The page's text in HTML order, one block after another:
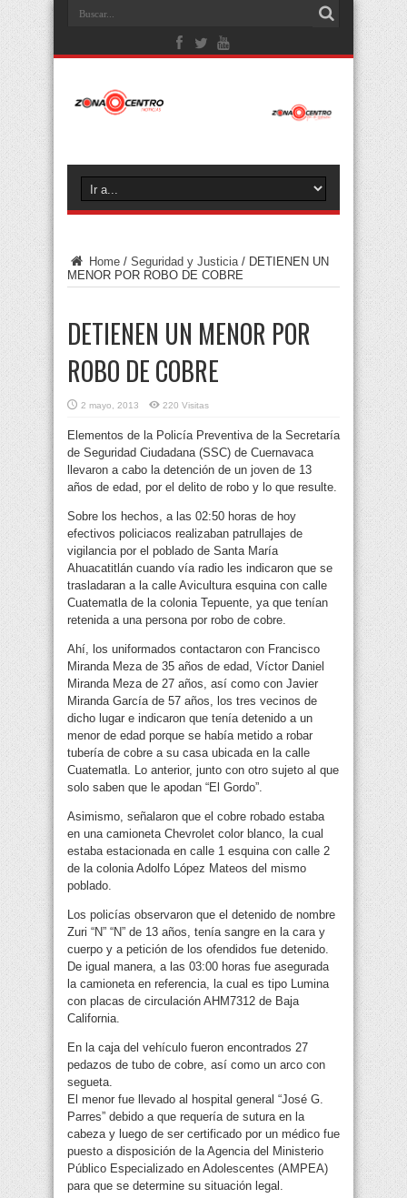
Home / Seguridad y Justicia / DETIENEN UN
MENOR POR ROBO DE COBRE
DETIENEN UN MENOR POR
ROBO DE COBRE
2 mayo, 2013 220 Visitas
Elementos de la Policía Preventiva de la Secretaría
de Seguridad Ciudadana (SSC) de Cuernavaca
llevaron a cabo la detención de un joven de 13
años de edad, por el delito de robo y lo que resulte.
Sobre los hechos, a las 02:50 horas de hoy
efectivos policiacos realizaban patrullajes de
vigilancia por el poblado de Santa María
Ahuacatitlán cuando vía radio les indicaron que se
trasladaran a la calle Avicultura esquina con calle
Cuatematla de la colonia Tepuente, ya que tenían
retenida a una persona por robo de cobre.
Ahí, los uniformados contactaron con Francisco
Miranda Meza de 35 años de edad, Víctor Daniel
Miranda Meza de 27 años, así como con Javier
Miranda García de 57 años, los tres vecinos de
dicho lugar e indicaron que tenía detenido a un
menor de edad porque se había metido a robar
tubería de cobre a su casa ubicada en la calle
Cuatematla. Lo anterior, junto con otro sujeto al que
solo saben que le apodan “El Gordo”.
Asimismo, señalaron que el cobre robado estaba
en una camioneta Chevrolet color blanco, la cual
estaba estacionada en calle 1 esquina con calle 2
de la colonia Adolfo López Mateos del mismo
poblado.
Los policías observaron que el detenido de nombre
Zuri “N” “N” de 13 años, tenía sangre en la cara y
cuerpo y a petición de los ofendidos fue detenido.
De igual manera, a las 03:00 horas fue asegurada
la camioneta en referencia, la cual es tipo Lumina
con placas de circulación AHM7312 de Baja
California.
En la caja del vehículo fueron encontrados 27
pedazos de tubo de cobre, así como un arco con
segueta.
El menor fue llevado al hospital general “José G.
Parres” debido a que requería de sutura en la
cabeza y luego de ser certificado por un médico fue
puesto a disposición de la Agencia del Ministerio
Público Especializado en Adolescentes (AMPEA)
para que se determine su situación legal.